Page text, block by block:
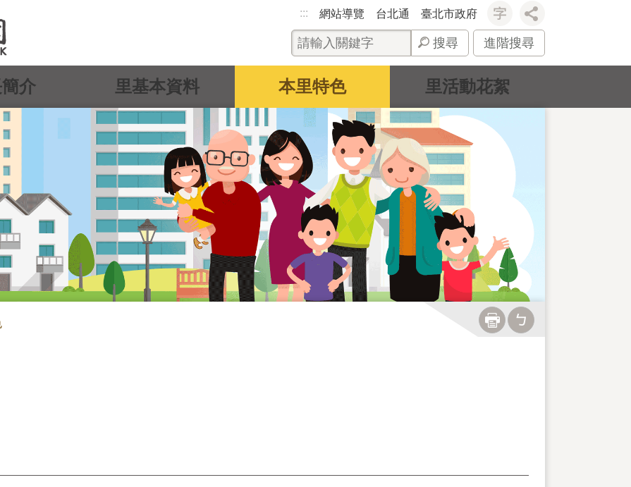
::: 網站導覽 台北通 臺北市政府
搜尋 進階搜尋
介 里基本資料 本里特色 里活動花絮